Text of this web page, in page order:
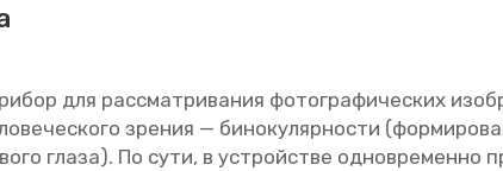
для рас­смат­ри­ва­ния фо­то­гра­фи­че­ских
зре­ния — би­но­ку­ляр­но­сти
глаза). По сути, в устрой­стве